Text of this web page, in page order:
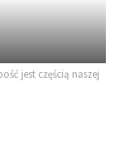
jest częścią naszej